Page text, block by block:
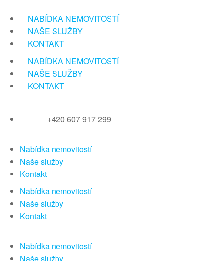
obsah
NABÍDKA NEMOVITOSTÍ
NAŠE SLUŽBY
KONTAKT
NABÍDKA NEMOVITOSTÍ
NAŠE SLUŽBY
KONTAKT
+420 607 917 299
Nabídka nemovitostí
Naše služby
Kontakt
Nabídka nemovitostí
Naše služby
Kontakt
Nabídka nemovitostí
Naše služby